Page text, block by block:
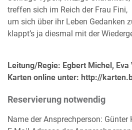
treffen sich im Reich der Frau Fini,
um sich über ihr Leben Gedanken
klappt’s ja diesmal mit der
Leitung/Regie: Egbert Michel,
Karten online unter: http://
Reservierung notwendig
Name der Ansprechperson: Günter